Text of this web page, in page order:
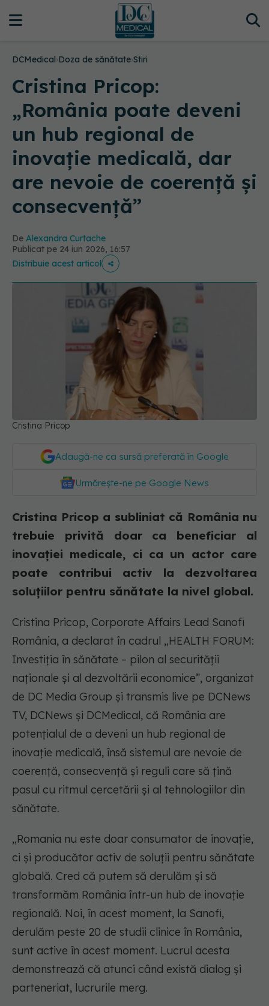
DCMedical›Doza de sănătate›Stiri
Cristina Pricop:
„România poate deveni
un hub regional de
inovație medicală, dar
are nevoie de coerență și
consecvență”
De Alexandra Curtache
Publicat pe 24 iun 2026, 16:57
Distribuie acest articol
Cristina Pricop
Adaugă-ne ca sursă preferată în Google
Urmărește-ne pe Google News
Cristina Pricop a subliniat că România nu
trebuie privită doar ca beneficiar al
inovației medicale, ci ca un actor care
poate contribui activ la dezvoltarea
soluțiilor pentru sănătate la nivel global.
Cristina Pricop, Corporate Affairs Lead Sanofi
România, a declarat în cadrul „HEALTH FORUM:
Investiția în sănătate – pilon al securității
naționale și al dezvoltării economice”, organizat
de DC Media Group și transmis live pe DCNews
TV, DCNews și DCMedical, că România are
potențialul de a deveni un hub regional de
inovație medicală, însă sistemul are nevoie de
coerență, consecvență și reguli care să țină
pasul cu ritmul cercetării și al tehnologiilor din
sănătate.
„Romania nu este doar consumator de inovație,
ci și producător activ de soluții pentru sănătate
globală. Cred că putem să derulăm și să
transformăm România într-un hub de inovație
regională. Noi, în acest moment, la Sanofi,
derulăm peste 20 de studii clinice în România,
sunt active în acest moment. Lucrul acesta
demonstrează că atunci când există dialog și
parteneriat, lucrurile merg.